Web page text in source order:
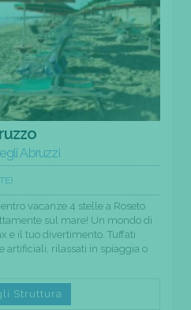
Abruzzi
vacanze 4 stelle a Roseto
sul mare! Un mondo di
e il tuo divertimento. Tuffati
artificiali, rilassati in spiaggia o
Struttura